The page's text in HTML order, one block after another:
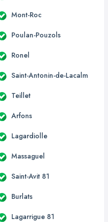
Mont-Roc
Poulan-Pouzols
Ronel
Saint-Antonin-de-Lacalm
Teillet
Arfons
Lagardiolle
Massaguel
Saint-Avit 81
Burlats
Lagarrigue 81